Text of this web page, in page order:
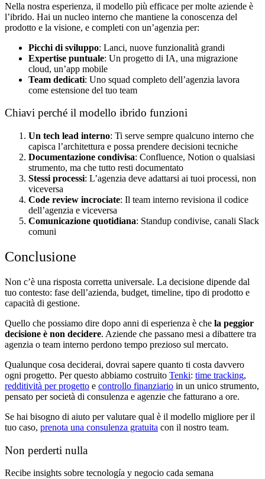
Nella nostra esperienza, il modello più efficace per molte aziende è
l’ibrido. Hai un nucleo interno che mantiene la conoscenza del
prodotto e la visione, e completi con un’agenzia per:
Picchi di sviluppo: Lanci, nuove funzionalità grandi
Expertise puntuale: Un progetto di IA, una migrazione
cloud, un’app mobile
Team dedicati: Uno squad completo dell’agenzia lavora
come estensione del tuo team
Chiavi perché il modello ibrido funzioni
Un tech lead interno: Ti serve sempre qualcuno interno che
capisca l’architettura e possa prendere decisioni tecniche
Documentazione condivisa: Confluence, Notion o qualsiasi
strumento, ma che tutto resti documentato
Stessi processi: L’agenzia deve adattarsi ai tuoi processi, non
viceversa
Code review incrociate: Il team interno revisiona il codice
dell’agenzia e viceversa
Comunicazione quotidiana: Standup condivise, canali Slack
comuni
Conclusione
Non c’è una risposta corretta universale. La decisione dipende dal
tuo contesto: fase dell’azienda, budget, timeline, tipo di prodotto e
capacità di gestione.
Quello che possiamo dire dopo anni di esperienza è che la peggior
decisione è non decidere. Aziende che passano mesi a dibattere tra
agenzia o team interno perdono tempo prezioso sul mercato.
Qualunque cosa deciderai, dovrai sapere quanto ti costa davvero
ogni progetto. Per questo abbiamo costruito Tenki: time tracking,
redditività per progetto e controllo finanziario in un unico strumento,
pensato per società di consulenza e agenzie che fatturano a ore.
Se hai bisogno di aiuto per valutare qual è il modello migliore per il
tuo caso, prenota una consulenza gratuita con il nostro team.
Non perderti nulla
Recibe insights sobre tecnología y negocio cada semana